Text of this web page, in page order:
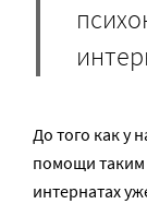
До того как у
помощи таким
интернатах